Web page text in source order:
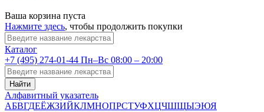
Ваша корзина пуста
Нажмите здесь, чтобы продолжить покупки
Каталог
+7 (495) 274-01-44 Пн–Вс 08:00 – 20:00
Найти
Алфавитный указатель
АБВГДЕЁЖЗИЙКЛМНОПРСТУФХЦЧШЩЫЭЮЯ